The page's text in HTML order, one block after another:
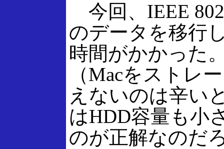
今回、IEEE
のデータを移行
時間がかかった
（Macをストレ
えないのは辛い
はHDD容量も小
のが正解なのだ